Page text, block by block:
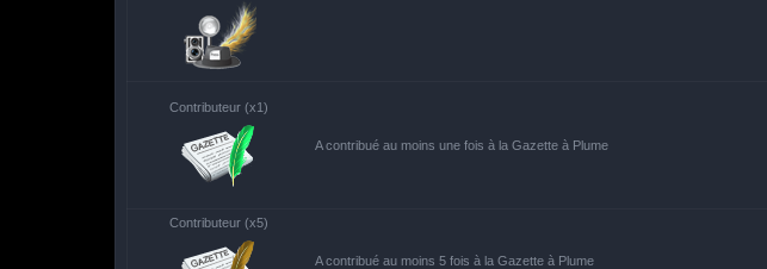
Contributeur (x1)
A contribué au moins une fois à la Gazette à Plume
Contributeur (x5)
A contribué au moins 5 fois à la Gazette à Plume